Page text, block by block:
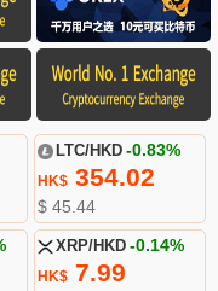
LTC/HKD -0.83%
HK$354.02
$ 45.44
XRP/HKD -0.14%
HK$7.99